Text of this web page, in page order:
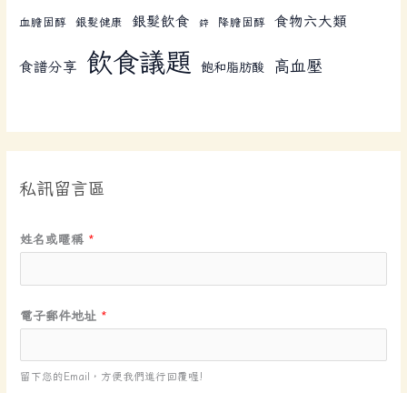
血膽固醇 銀髮健康 銀髮飲食 鋅 降膽固醇 食物六大類
食譜分享 飲食議題 飽和脂肪酸 高血壓
私訊留言區
姓名或暱稱 *
名
暱
電子郵件地址 *
留下您的Email，方便我們進行回覆喔!